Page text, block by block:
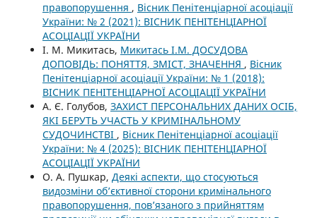
правопорушення , Вісник Пенітенціарної асоціації
України: № 2 (2021): ВІСНИК ПЕНІТЕНЦІАРНОЇ
АСОЦІАЦІЇ УКРАЇНИ
І. М. Микитась, Микитась І.М. ДОСУДОВА
ДОПОВІДЬ: ПОНЯТТЯ, ЗМІСТ, ЗНАЧЕННЯ , Вісник
Пенітенціарної асоціації України: № 1 (2018):
ВІСНИК ПЕНІТЕНЦІАРНОЇ АСОЦІАЦІЇ УКРАЇНИ
А. Є. Голубов, ЗАХИСТ ПЕРСОНАЛЬНИХ ДАНИХ ОСІБ,
ЯКІ БЕРУТЬ УЧАСТЬ У КРИМІНАЛЬНОМУ
СУДОЧИНСТВІ , Вісник Пенітенціарної асоціації
України: № 4 (2025): ВІСНИК ПЕНІТЕНЦІАРНОЇ
АСОЦІАЦІЇ УКРАЇНИ
О. А. Пушкар, Деякі аспекти, що стосуються
видозміни об’єктивної сторони кримінального
правопорушення, пов’язаного з прийняттям